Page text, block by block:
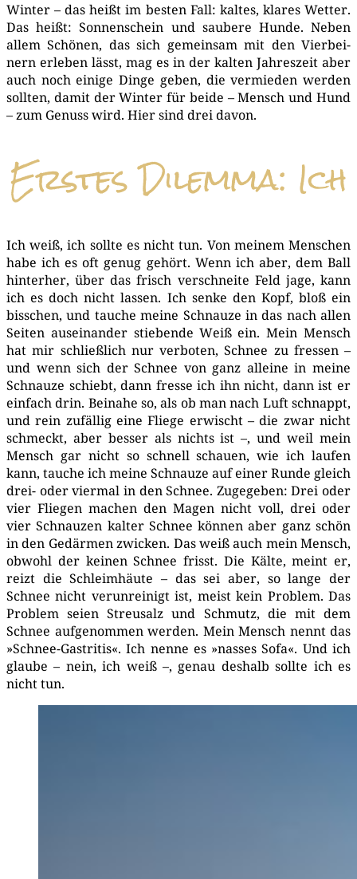
Win­ter – das heißt im bes­ten Fall: kal­tes, kla­res Wet­ter.
Das heißt: Son­nen­schein und sau­be­re Hun­de. Neben
allem Schö­nen, das sich gemein­sam mit den Vier­bei­
nern erle­ben lässt, mag es in der kal­ten Jah­res­zeit aber
auch noch eini­ge Din­ge geben, die ver­mie­den wer­den
soll­ten, damit der Win­ter für bei­de – Mensch und Hund
– zum Genuss wird. Hier sind drei davon.
Erstes Dilemma: Ich
Ich weiß, ich soll­te es nicht tun. Von mei­nem Men­schen
habe ich es oft genug gehört. Wenn ich aber, dem Ball
hin­ter­her, über das frisch ver­schnei­te Feld jage, kann
ich es doch nicht las­sen. Ich sen­ke den Kopf, bloß ein
biss­chen, und tau­che mei­ne Schnau­ze in das nach allen
Sei­ten aus­ein­an­der stie­ben­de Weiß ein. Mein Mensch
hat mir schließ­lich nur ver­bo­ten, Schnee zu fres­sen –
und wenn sich der Schnee von ganz allei­ne in mei­ne
Schnau­ze schiebt, dann fres­se ich ihn nicht, dann ist er
ein­fach drin. Bei­na­he so, als ob man nach Luft schnappt,
und rein zufäl­lig eine Flie­ge erwischt – die zwar nicht
schmeckt, aber bes­ser als nichts ist –, und weil mein
Mensch gar nicht so schnell schau­en, wie ich lau­fen
kann, tau­che ich mei­ne Schnau­ze auf einer Run­de gleich
drei- oder vier­mal in den Schnee. Zuge­ge­ben: Drei oder
vier Flie­gen machen den Magen nicht voll, drei oder
vier Schnau­zen kal­ter Schnee kön­nen aber ganz schön
in den Gedär­men zwi­cken. Das weiß auch mein Mensch,
obwohl der kei­nen Schnee frisst. Die Käl­te, meint er,
reizt die Schleim­häu­te – das sei aber, so lan­ge der
Schnee nicht ver­un­rei­nigt ist, meist kein Pro­blem. Das
Pro­blem sei­en Streu­salz und Schmutz, die mit dem
Schnee auf­ge­nom­men wer­den. Mein Mensch nennt das
»Schnee-Gas­tri­tis«. Ich nen­ne es »nas­ses Sofa«. Und ich
glau­be – nein, ich weiß –, genau des­halb soll­te ich es
nicht tun.